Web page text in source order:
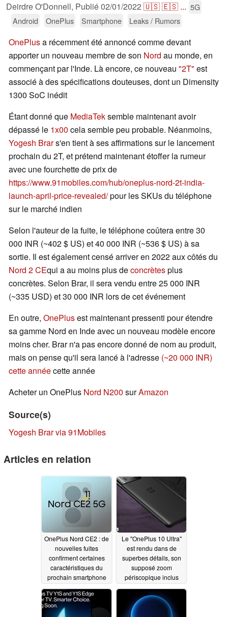
Deirdre O'Donnell, Publié02/01/2022 🇺🇸🇪🇸 ... 5G
Android
OnePlus Smartphone Leaks / Rumors
OnePlusa récemment été annoncé comme devant
apporter un nouveau membre de son Nord au monde, en
commençant par l'Inde. Là encore, ce nouveau "2T" est
associé à des spécifications douteuses, dont un Dimensity
1300 SoC inédit
Étant donné que MediaTeksemble maintenant avoir
dépassé le 1x00 cela semble peu probable. Néanmoins,
Yogesh Brars'en tient à ses affirmations sur le lancement
prochain du 2T, et prétend maintenant étoffer la rumeur
avec une fourchette de prix de
https://www.91mobiles.com/hub/oneplus-nord-2t-india-
launch-april-price-revealed/pour les SKUs du téléphone
sur le marché indien
Selon l'auteur de la fuite, le téléphone coûtera entre 30
000 INR (~402 $ US) et 40 000 INR (~536 $ US) à sa
sortie. Il est également censé arriver en 2022 aux côtés du
Nord 2 CEqui a au moins plus deconcrètesplus
concrètes. Selon Brar, il sera vendu entre 25 000 INR
(~335 USD) et 30 000 INR lors de cet événement
En outre, OnePlusest maintenant pressenti pour étendre
sa gamme Nord en Inde avec un nouveau modèle encore
moins cher. Brar n'a pas encore donné de nom au produit,
mais on pense qu'il sera lancé à l'adresse (~20 000 INR)
cette annéecette année
Acheter un OnePlus Nord N200 surAmazon
Source(s)
Yogesh Brar via 91Mobiles
Articles en relation
OnePlus Nord CE2 : de
nouvelles fuites
confirment certaines
caractéristiques du
prochain smartphone
02/08/2022
Le "OnePlus 10 Ultra"
est rendu dans de
superbes détails, son
supposé zoom
périscopique inclus
02/07/2022